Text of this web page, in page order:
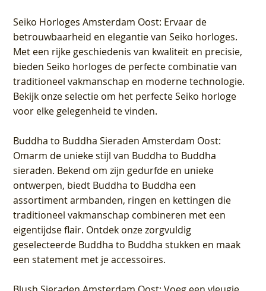
Seiko Horloges Amsterdam Oost: Ervaar de
betrouwbaarheid en elegantie van Seiko horloges.
Met een rijke geschiedenis van kwaliteit en precisie,
bieden Seiko horloges de perfecte combinatie van
traditioneel vakmanschap en moderne technologie.
Bekijk onze selectie om het perfecte Seiko horloge
voor elke gelegenheid te vinden.
Buddha to Buddha Sieraden Amsterdam Oost:
Omarm de unieke stijl van Buddha to Buddha
sieraden. Bekend om zijn gedurfde en unieke
ontwerpen, biedt Buddha to Buddha een
assortiment armbanden, ringen en kettingen die
traditioneel vakmanschap combineren met een
eigentijdse flair. Ontdek onze zorgvuldig
geselecteerde Buddha to Buddha stukken en maak
een statement met je accessoires.